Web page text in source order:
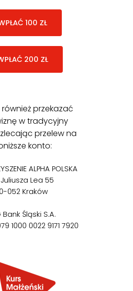
100 ZŁ
200 ZŁ
również przekazać
w tradycyjny
przelew na
konto:
ALPHA POLSKA
Lea 55
052 Kraków
Bank Śląski S.A.
1000 0022 9171 7920